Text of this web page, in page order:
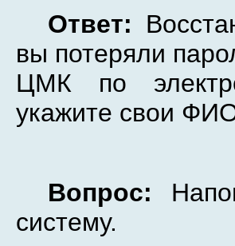
Ответ:
вы потеряли
ЦМК по
укажите свои
Вопрос:
систему.